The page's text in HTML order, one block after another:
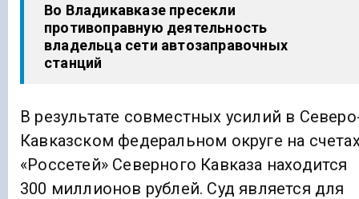
Во Владикавказе пресекли
противоправную деятельность
владельца сети автозаправочных
станций
В результате совместных усилий в
Кавказском федеральном округе на
«Россетей» Северного Кавказа находится
300 миллионов рублей. Суд является для